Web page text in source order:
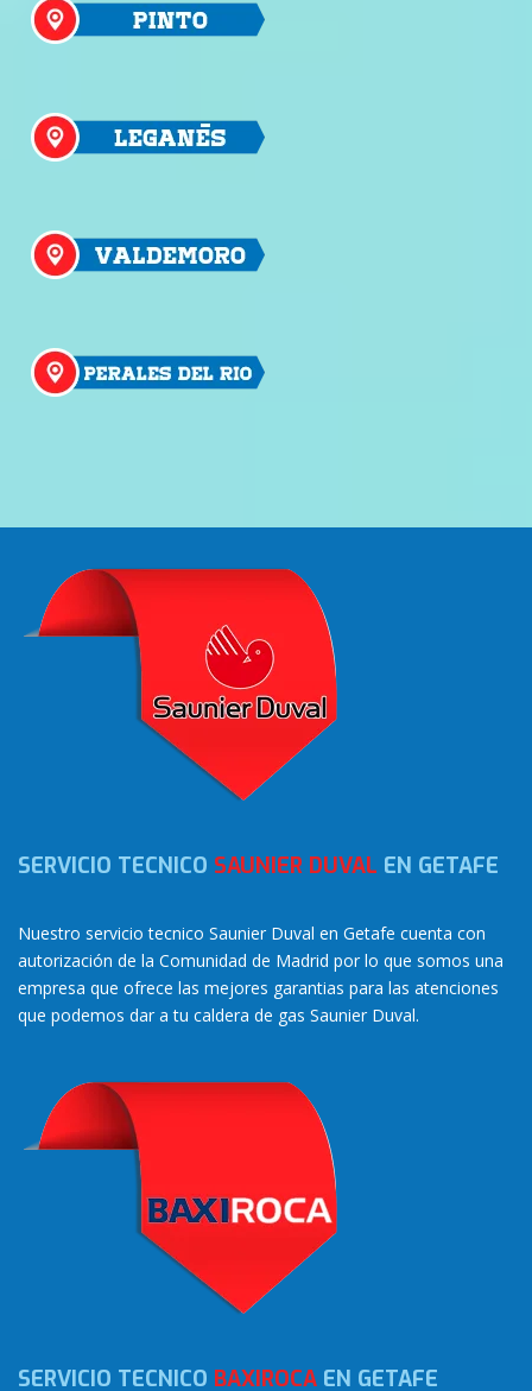
SERVICIO TECNICO SAUNIER DUVAL EN GETAFE
Nuestro servicio tecnico Saunier Duval en Getafe cuenta con
autorización de la Comunidad de Madrid por lo que somos una
empresa que ofrece las mejores garantias para las atenciones
que podemos dar a tu caldera de gas Saunier Duval.
SERVICIO TECNICO BAXIROCA EN GETAFE